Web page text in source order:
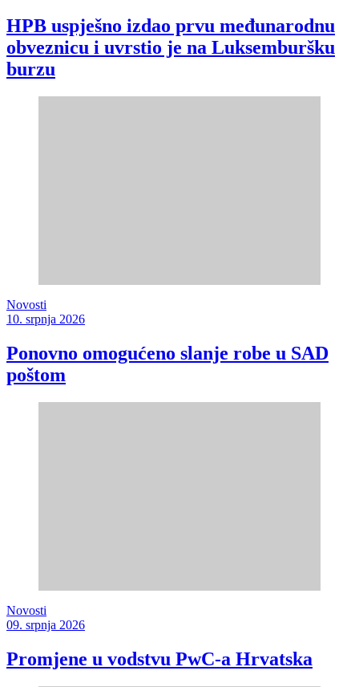
HPB uspješno izdao prvu međunarodnu
obveznicu i uvrstio je na Luksemburšku
burzu
Novosti
10. srpnja 2026
Ponovno omogućeno slanje robe u SAD
poštom
Novosti
09. srpnja 2026
Promjene u vodstvu PwC-a Hrvatska